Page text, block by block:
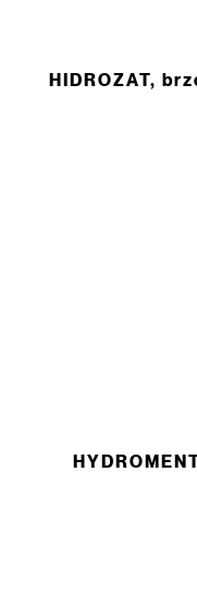
HIDROZAT,